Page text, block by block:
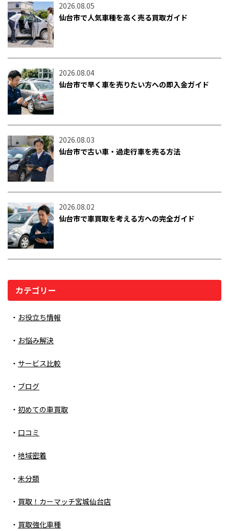
2026.08.05
仙台市で人気車種を高く売る買取ガイド
2026.08.04
仙台市で早く車を売りたい方への即入金ガイド
2026.08.03
仙台市で古い車・過走行車を売る方法
2026.08.02
仙台市で車買取を考える方への完全ガイド
カテゴリー
お役立ち情報
お悩み解決
サービス比較
ブログ
初めての車買取
口コミ
地域密着
未分類
買取！カーマッチ宮城仙台店
買取強化車種